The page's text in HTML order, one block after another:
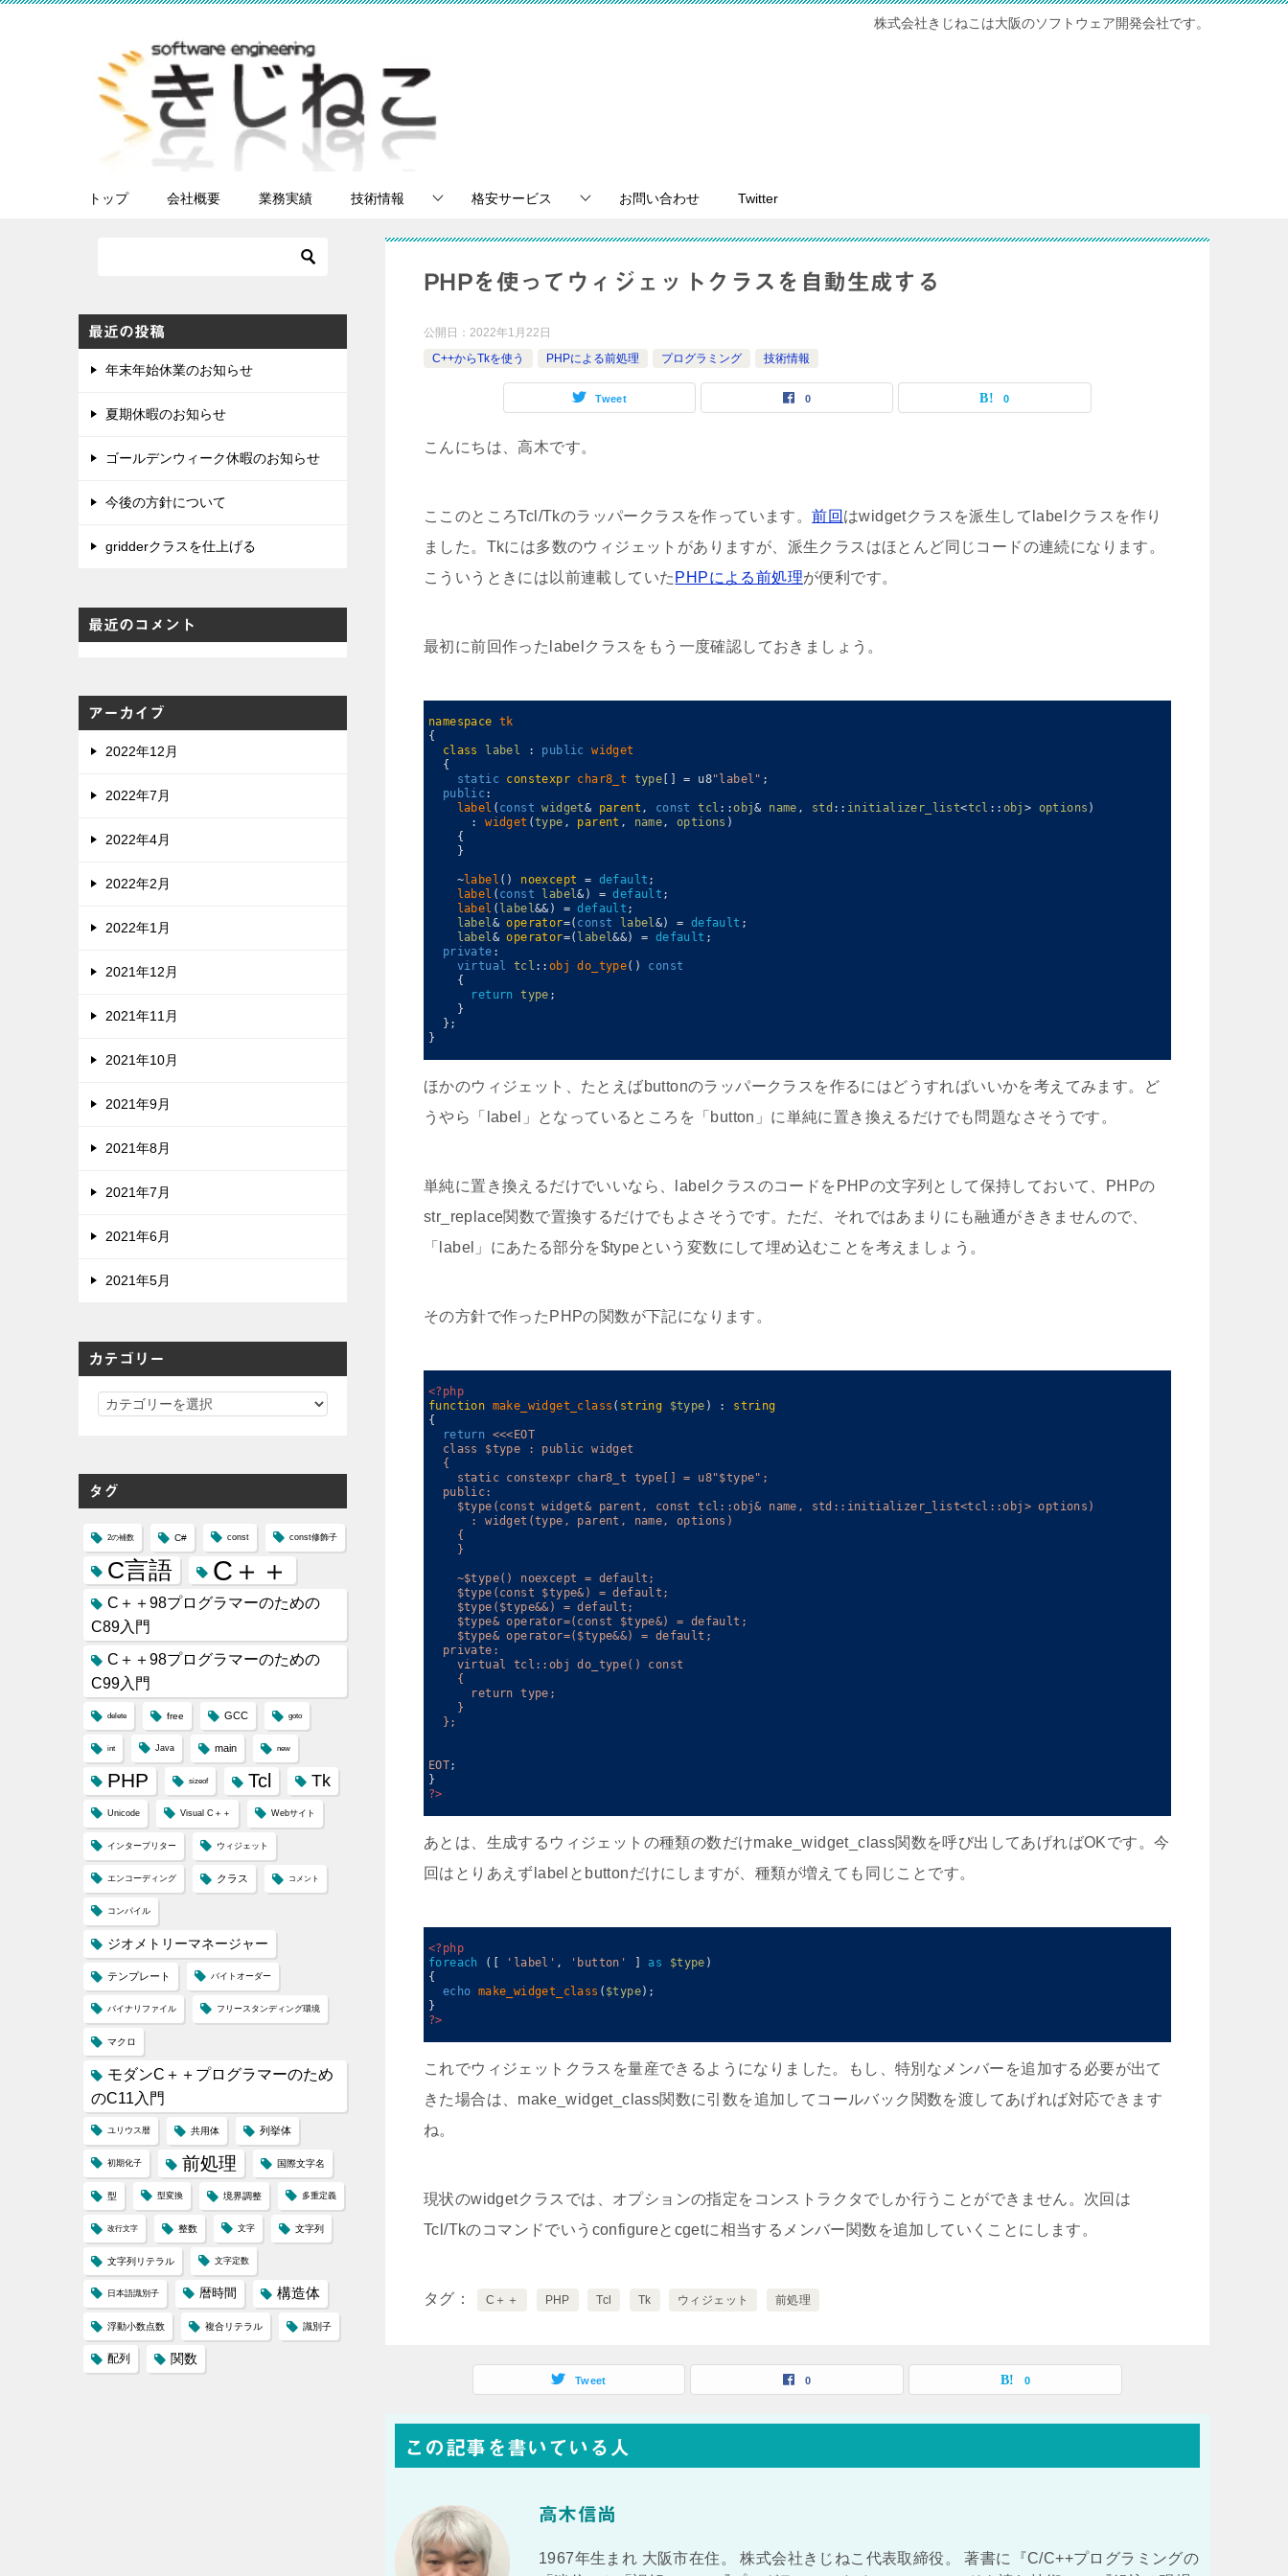
株式会社きじねこは大阪のソフトウェア開発会社です。
トップ 会社概要 業務実績 技術情報 格安サービス お問い合わせ Twitter
PHPを使ってウィジェットクラスを自動生成する
公開日： 2022年1月22日
C++からTkを使う
PHPによる前処理 プログラミング 技術情報
Tweet 0 0
こんにちは、高木です。
ここのところTcl/Tkのラッパークラスを作っています。前回 はwidgetクラスを派生してlabelクラスを作り
ました。Tkには多数のウィジェットがありますが、派生クラスはほとんど同じコードの連続になります。
こういうときには以前連載していた PHPによる前処理が便利です。
最初に前回作ったlabelクラスをもう一度確認しておきましょう。
namespace tk
{
class
label : public widget
{
static constexpr char8_t type = u8"label" ;
public:
label ( const widget& parent , const tcl ::obj& name , std :: initializer_list<tcl :: obj > options )
:
widget (type , parent , name, options )
{
}
~label ( ) noexcept = default ;
label ( const label& ) = default ;
label ( label&& ) = default ;
label& operator=( const label&) = default ;
label& operator=( label&&) = default ;
private :
virtual
tcl :: obj do_type( )
const
{
return
type ;
}
} ;
}
ほかのウィジェット、たとえばbuttonのラッパークラスを作るにはどうすればいいかを考えてみます。ど
うやら「label」となっているところを「button」に単純に置き換えるだけでも問題なさそうです。
単純に置き換えるだけでいいなら、labelクラスのコードをPHPの文字列として保持しておいて、PHPの
str_replace関数で置換するだけでもよさそうです。ただ、それではあまりにも融通がききませんので、
「label」にあたる部分を$typeという変数にして埋め込むことを考えましょう。
その方針で作ったPHPの関数が下記になります。
<?php
function make_widget_class ( string $type ) :
string
{
return
<<<EOT
class $type : public widget
{
static constexpr char8_t type[] = u8"$type";
public:
$type(const widget& parent, const tcl::obj& name, std::initializer_list<tcl::obj> options)
: widget(type, parent, name, options)
{
}
~$type() noexcept = default;
$type(const $type&) = default;
$type($type&&) = default;
$type& operator=(const $type&) = default;
$type& operator=($type&&) = default;
private:
virtual tcl::obj do_type() const
{
return type;
}
};
EOT;
}
?>
あとは、生成するウィジェットの種類の数だけmake_widget_class関数を呼び出してあげればOKです。今
回はとりあえずlabelとbuttonだけにしますが、種類が増えても同じことです。
<?php
foreach
( 'label' , 'button' as $type )
{
echo make_widget_class ( $type) ;
}
?>
これでウィジェットクラスを量産できるようになりました。もし、特別なメンバーを追加する必要が出て
きた場合は、make_widget_class関数に引数を追加してコールバック関数を渡してあげれば対応できます
ね。
現状のwidgetクラスでは、オプションの指定をコンストラクタでしか行うことができません。次回は
Tcl/Tkのコマンドでいうconfigureとcgetに相当するメンバー関数を追加していくことにします。
タグ C＋＋ PHP Tcl Tk ウィジェット 前処理
Tweet 0 0
この記事を書いている人
高木信尚
1967年生まれ 大阪市在住。 株式会社きじねこ代表取締役。 著書に『C/C++プログラミングの
最近の投稿
年末年始休業のお知らせ
夏期休暇のお知らせ
ゴールデンウィーク休暇のお知らせ
今後の方針について
gridderクラスを仕上げる
最近のコメント
アーカイブ
2022年12月
2022年7月
2022年4月
2022年2月
2022年1月
2021年12月
2021年11月
2021年10月
2021年9月
2021年8月
2021年7月
2021年6月
2021年5月
カテゴリー
カ
リ
ー
タグ
2の補数 C# const const修飾子
C言語 C＋＋
C＋＋98プログラマーのための
C89入門
C＋＋98プログラマーのための
C99入門
delete free GCC goto
int Java main new
PHP sizeof Tcl Tk
Unicode Visual C＋＋ Webサイト
インタープリター ウィジェット
エンコーディング クラス コメント
コンパイル
ジオメトリーマネージャー
テンプレート バイトオーダー
バイナリファイル フリースタンディング環境
マクロ
モダンC＋＋プログラマーのため
のC11入門
ユリウス暦 共用体 列挙体
初期化子 前処理 国際文字名
型 型変換 境界調整 多重定義
改行文字 整数 文字 文字列
文字列リテラル 文字定数
日本語識別子 暦時間 構造体
浮動小数点数 複合リテラル 識別子
配列 関数